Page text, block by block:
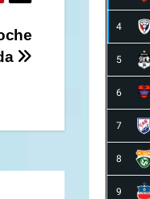
4
5
6
7
8
9